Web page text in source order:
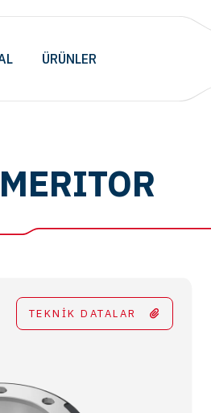
ÜRÜNLER
TEKNİK DATALAR